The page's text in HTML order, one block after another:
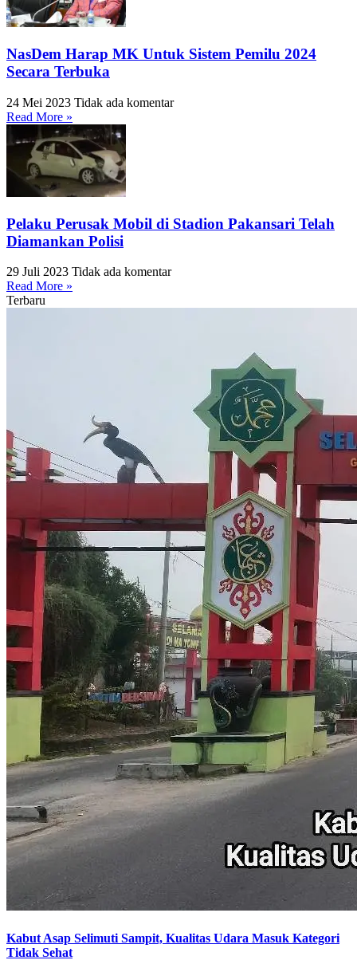
NasDem Harap MK Untuk Sistem Pemilu 2024
Secara Terbuka
24 Mei 2023 Tidak ada komentar
Read More »
Pelaku Perusak Mobil di Stadion Pakansari Telah
Diamankan Polisi
29 Juli 2023 Tidak ada komentar
Read More »
Terbaru
Kabut Asap Selimuti Sampit, Kualitas Udara Masuk Kategori
Tidak Sehat